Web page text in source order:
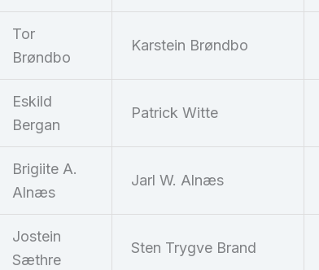
Tor
Brøndbo
Karstein Brøndbo
Eskild
Bergan
Patrick Witte
Brigiite A.
Alnæs
Jarl W. Alnæs
Jostein
Sæthre
Sten Trygve Brand